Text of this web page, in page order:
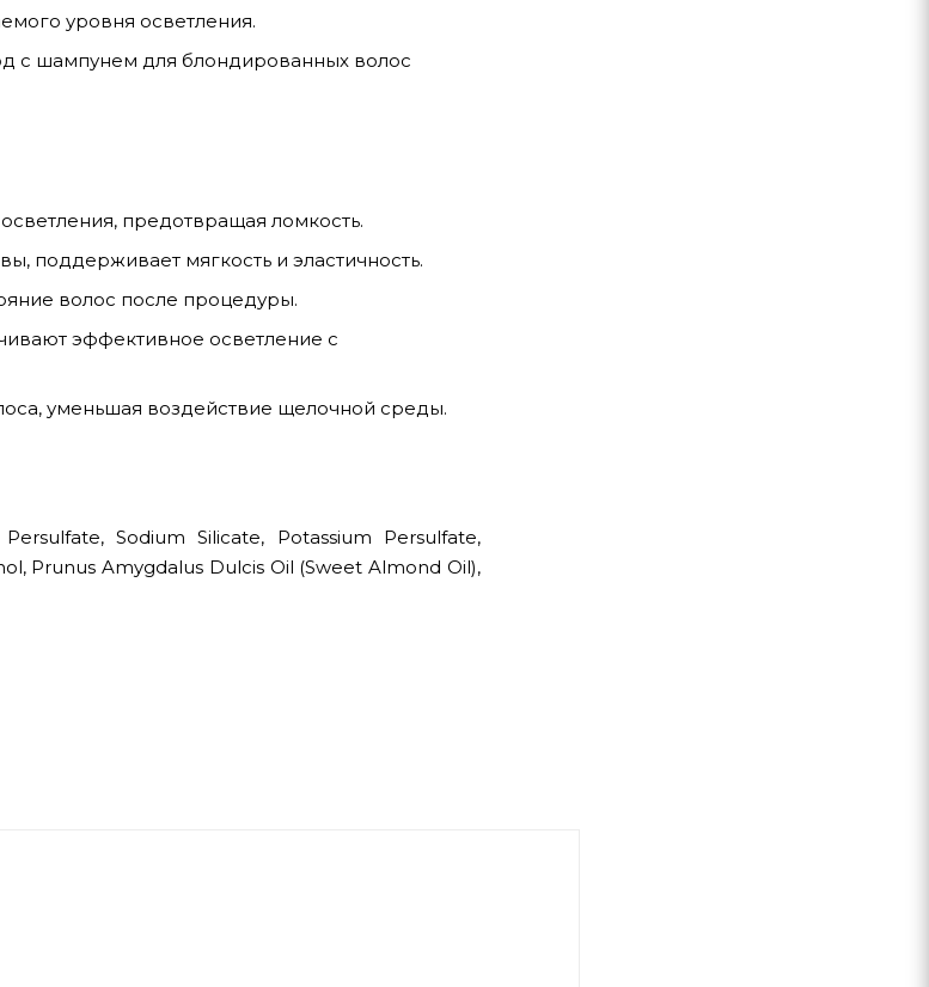
уровня осветления.
с шампунем для блондированных волос
предотвращая ломкость.
поддерживает мягкость и эластичность.
волос после процедуры.
эффективное осветление с
уменьшая воздействие щелочной среды.
Sodium Silicate, Potassium Persulfate,
Prunus Amygdalus Dulcis Oil (Sweet Almond Oil),